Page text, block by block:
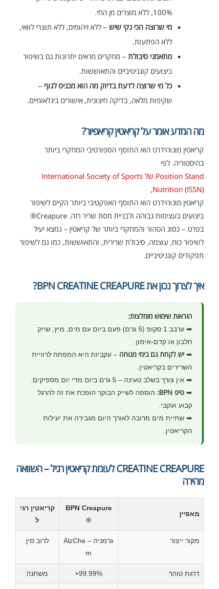
100%, ללא מוצרים מן החי.
מי שרוצה הכי נקי שיש – ללא זיהומים, ללא תוצרי לוואי,
ללא הפתעות.
מתאמני סיבולת – מחקרים מראים יתרונות גם בשיפור
ביצועים קוגניטיביים והתאוששות.
כל מי שרוצה לדעת בדיוק מה הוא מכניס לגוף –
שקיפות מלאה, בדיקה חיצונית, אישורים בינלאומיים.
מה המדע אומר על קריאטין קריאפיור?
קריאטין מונוהידרט הוא התוסף הספורטיבי המחקרי ביותר
בהיסטוריה. לפי
Position Stand של International Society of Sports
Nutrition (ISSN)
,
קריאטין מונוהידרט הוא התוסף האפקטיבי ביותר הקיים לשיפור
ביצועים בעצימות גבוהה ולבניית מסת שריר רזה. Creapure®
בפרט – כסוג הטהור והמחקרי ביותר של קריאטין – נמצא יעיל
לשיפור כוח, עוצמה, סיבולת שרירית, והתאוששות, כמו גם לשיפור
תפקודים קוגניטיביים.
איך לצרוך נכון את BPN CREATINE CREAPURE?
הוראות שימוש מומלצות:
➡ ערבב 1 סקופ (5 גרם) פעם ביום עם מים, מיץ, שייק
חלבון או קדם-אימון.
➡ יש לקחת גם בימי מנוחה – עקביות היא המפתח לרוויית
השרירים בקריאטין.
➡ אין צורך בשלב טעינה – 5 גרם ביום מדי יום מספיקים.
➡ טיפ BPN:
הוספה לשייק הבוקר הופכת את זה להרגל
קבוע ועקבי.
➡ שתיית מים מרובה לאורך היום מגבירה את יעילות
הקריאטין.
CREATINE CREAPURE לעומת קריאטין רגיל – השוואה
מהירה
מאפיין
BPN Creapure
®
קריאטין רגי
ל
מקור ייצור
גרמניה – AlzChe
m
לרוב סין
דרגת טוהר 99.99%+ משתנה